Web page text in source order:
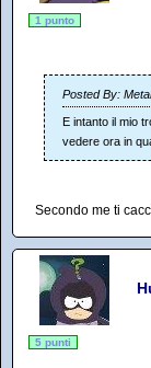
1 punto
Posted By:
E intanto il mio
vedere ora in
Secondo me ti
5 punti